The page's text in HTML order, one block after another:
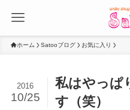
ホーム Satooブログ お気に入り
私はやっぱ
す（笑）
2016
10/25